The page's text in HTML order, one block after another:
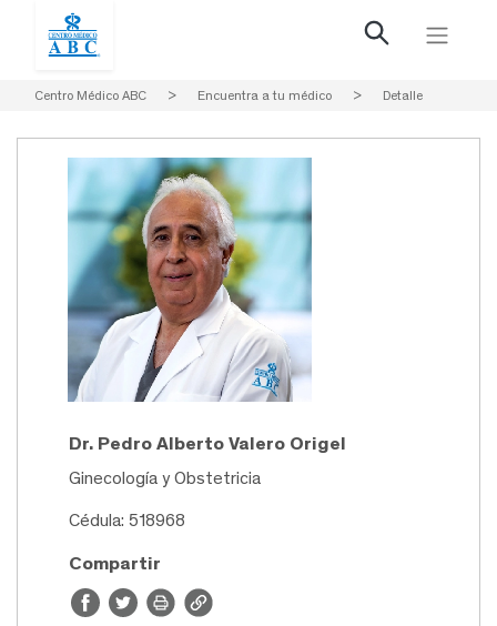
Centro Médico ABC > Encuentra a tu médico > Detalle
Dr. Pedro Alberto Valero Origel
Ginecología y Obstetricia
Cédula: 518968
Compartir